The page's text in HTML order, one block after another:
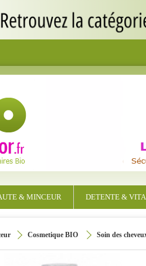
& MINCEUR DETENTE &
Cosmetique BIO Soin des